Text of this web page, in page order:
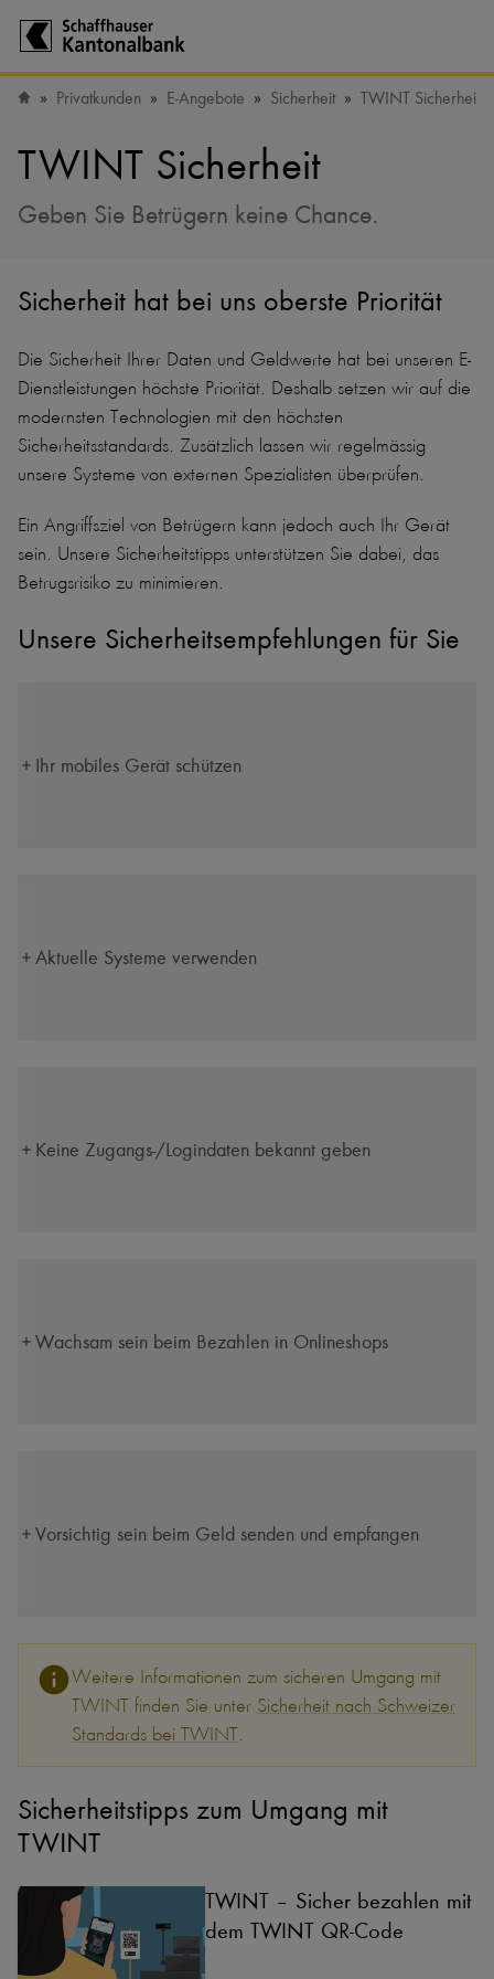
Privatkunden E-Angebote Sicherheit TWINT Sicherheit
TWINT Sicherheit
Geben Sie Betrügern keine Chance.
Sicherheit hat bei uns oberste Priorität
Die Sicherheit Ihrer Daten und Geldwerte hat bei unseren E-
Dienstleistungen höchste Priorität. Deshalb setzen wir auf die
modernsten Technologien mit den höchsten
Sicherheitsstandards. Zusätzlich lassen wir regelmässig
unsere Systeme von externen Spezialisten überprüfen.
Ein Angriffsziel von Betrügern kann jedoch auch Ihr Gerät
sein. Unsere Sicherheitstipps unterstützen Sie dabei, das
Betrugsrisiko zu minimieren.
Unsere Sicherheitsempfehlungen für Sie
Ihr mobiles Gerät schützen
Aktuelle Systeme verwenden
Keine Zugangs-/​Logindaten bekannt geben
Wachsam sein beim Bezahlen in Onlineshops
Vorsichtig sein beim Geld senden und empfangen
Weitere Informationen zum sicheren Umgang mit
TWINT finden Sie unter Sicherheit nach Schweizer
Standards bei TWINT.
Sicherheitstipps zum Umgang mit
TWINT
TWINT – Sicher bezahlen mit
dem TWINT QR-Code